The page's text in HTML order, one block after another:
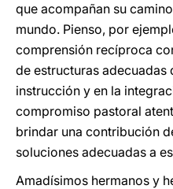
que acompañan su
mundo. Pienso, por
comprensión recíproca
de estructuras adecuadas
instrucción y en la
compromiso pastoral
brindar una contribución
soluciones adecuadas a
Amadísimos hermanos y